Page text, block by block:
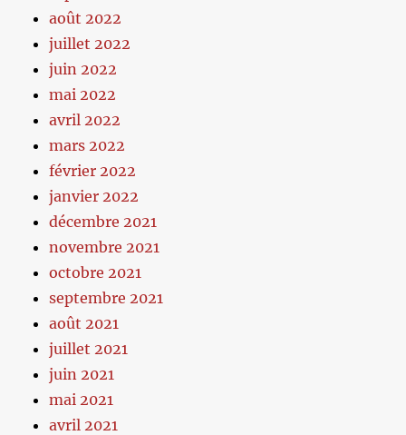
août 2022
juillet 2022
juin 2022
mai 2022
avril 2022
mars 2022
février 2022
janvier 2022
décembre 2021
novembre 2021
octobre 2021
septembre 2021
août 2021
juillet 2021
juin 2021
mai 2021
avril 2021